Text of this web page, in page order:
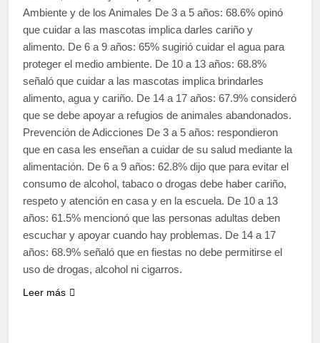
Ambiente y de los Animales De 3 a 5 años: 68.6% opinó
que cuidar a las mascotas implica darles cariño y
alimento. De 6 a 9 años: 65% sugirió cuidar el agua para
proteger el medio ambiente. De 10 a 13 años: 68.8%
señaló que cuidar a las mascotas implica brindarles
alimento, agua y cariño. De 14 a 17 años: 67.9% consideró
que se debe apoyar a refugios de animales abandonados.
Prevención de Adicciones De 3 a 5 años: respondieron
que en casa les enseñan a cuidar de su salud mediante la
alimentación. De 6 a 9 años: 62.8% dijo que para evitar el
consumo de alcohol, tabaco o drogas debe haber cariño,
respeto y atención en casa y en la escuela. De 10 a 13
años: 61.5% mencionó que las personas adultas deben
escuchar y apoyar cuando hay problemas. De 14 a 17
años: 68.9% señaló que en fiestas no debe permitirse el
uso de drogas, alcohol ni cigarros.
Leer más